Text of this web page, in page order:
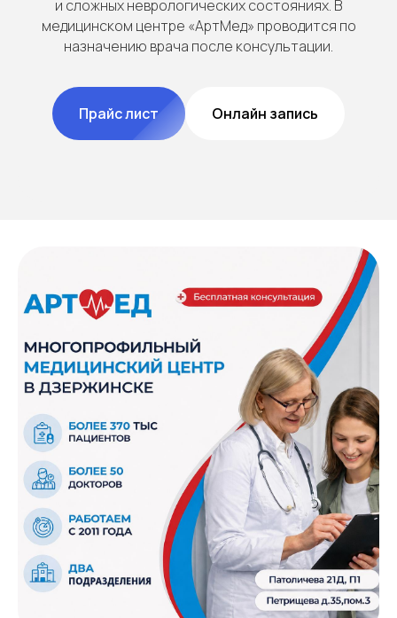
и сложных неврологических состояниях. В
медицинском центре «АртМед» проводится по
назначению врача после консультации.
Прайс лист Онлайн запись